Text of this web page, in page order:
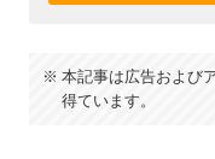
本記事は広告および
得ています。